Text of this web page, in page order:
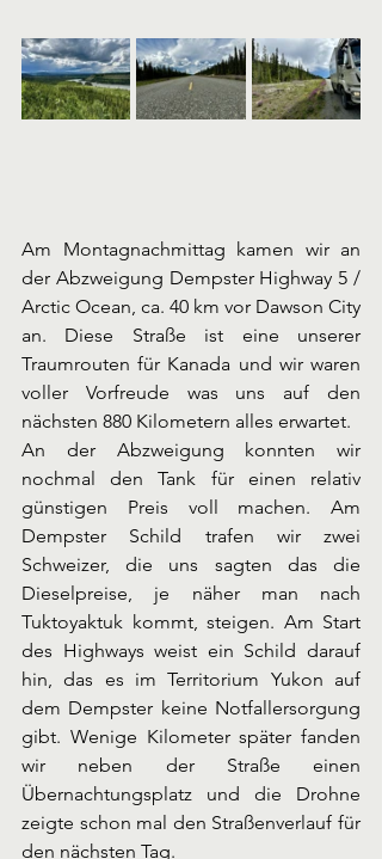
Am Montagnachmittag kamen wir an
der Abzweigung Dempster Highway 5 /
Arctic Ocean, ca. 40 km vor Dawson City
an. Diese Straße ist eine unserer
Traumrouten für Kanada und wir waren
voller Vorfreude was uns auf den
nächsten 880 Kilometern alles erwartet.
An der Abzweigung konnten wir
nochmal den Tank für einen relativ
günstigen Preis voll machen. Am
Dempster Schild trafen wir zwei
Schweizer, die uns sagten das die
Dieselpreise, je näher man nach
Tuktoyaktuk kommt, steigen. Am Start
des Highways weist ein Schild darauf
hin, das es im Territorium Yukon auf
dem Dempster keine Notfallersorgung
gibt. Wenige Kilometer später fanden
wir neben der Straße einen
Übernachtungsplatz und die Drohne
zeigte schon mal den Straßenverlauf für
den nächsten Tag.